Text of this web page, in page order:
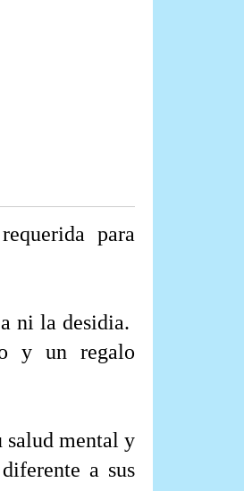
para
ni la desidia.
y un regalo
salud mental y
a sus